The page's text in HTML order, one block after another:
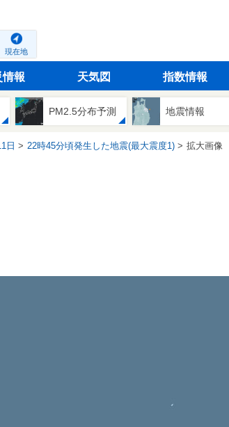
現在地
情報 天気図 指数情報
PM2.5分布予測 地震情報
日 22時45分頃発生した地震(最大震度1) 拡大画像